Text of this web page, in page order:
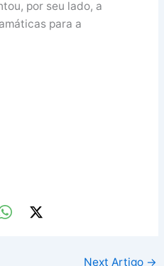
por seu lado, a
para a
Next Artigo →